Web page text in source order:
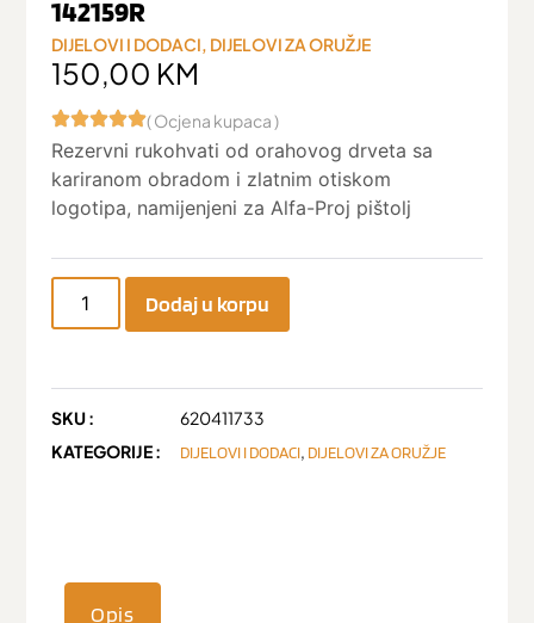
142159R
DIJELOVI I DODACI, DIJELOVI ZA ORUŽJE
150,00 KM
( Ocjena kupaca )
Rezervni rukohvati od orahovog drveta sa
kariranom obradom i zlatnim otiskom
logotipa, namijenjeni za Alfa-Proj pištolj
Dodaj u korpu
SKU :
620411733
KATEGORIJE :
DIJELOVI I DODACI, DIJELOVI ZA ORUŽJE
Opis